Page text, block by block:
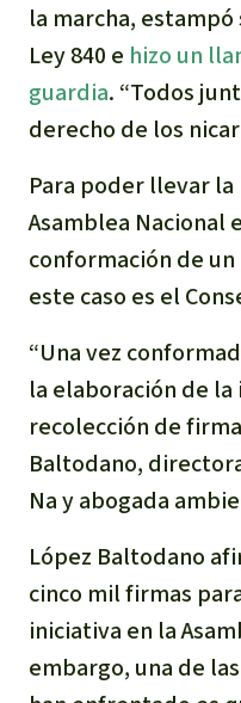
la marcha,
Ley 840 e hizo un
guardia. “Todos
derecho de los
Para poder llevar
Asamblea Nacional
conformación de
este caso es el
“Una vez
la elaboración de la
recolección de
Baltodano,
Na y abogada
López Baltodano
cinco mil firmas
iniciativa en la
embargo, una de